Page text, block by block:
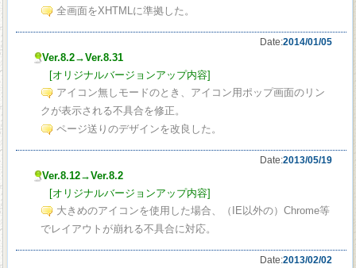
全画面をXHTMLに準拠した。
Date:2014/01/05
Ver.8.2→Ver.8.31
[オリジナルバージョンアップ内容]
アイコン無しモードのとき、アイコン用ポップ画面のリン
クが表示される不具合を修正。
ページ送りのデザインを改良した。
Date:2013/05/19
Ver.8.12→Ver.8.2
[オリジナルバージョンアップ内容]
大きめのアイコンを使用した場合、（IE以外の）Chrome等
でレイアウトが崩れる不具合に対応。
Date:2013/02/02